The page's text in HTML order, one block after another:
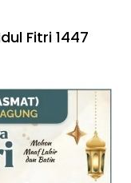
Fitri 1447